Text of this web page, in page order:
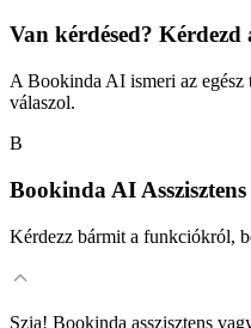
Van kérdésed? Kérdezd
A Bookinda AI ismeri az egész
válaszol.
B
Bookinda AI Asszisztens
Kérdezz bármit a funkciókról,
Szia! Bookinda asszisztens